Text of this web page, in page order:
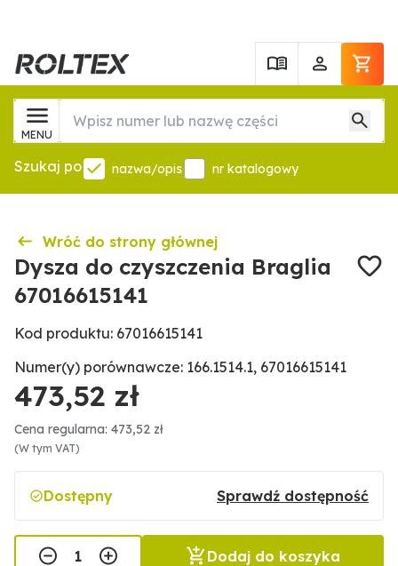
MENU
Szukaj po nazwa/opis nr katalogowy
Wróć do strony głównej
Dysza do czyszczenia Braglia
67016615141
Kod produktu: 67016615141
Numer(y) porównawcze: 166.1514.1, 67016615141
473,52 zł
Cena regularna: 473,52 zł
(W tym VAT)
Dostępny Sprawdź dostępność
Dodaj do koszyka